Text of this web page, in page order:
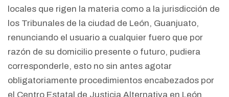
locales que rigen la materia como a la jurisdicción de
los Tribunales de la ciudad de León, Guanjuato,
renunciando el usuario a cualquier fuero que por
razón de su domicilio presente o futuro, pudiera
corresponderle, esto no sin antes agotar
obligatoriamente procedimientos encabezados por
el Centro Estatal de Justicia Alternativa en León